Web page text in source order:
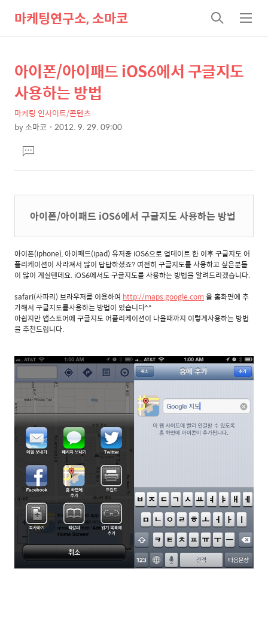
마케팅연구소, 소마코
검
색
메
뉴
상
세
텐
본
제
목
아이폰/아이패드 iOS6에서 구글지도
사용하는 방법
마케팅 인사이트/콘텐츠
by소마코 2012. 9. 29. 09:00
문댓
글
아이폰/아이패드 iOS6에서 구글지도 사용하는 방법
아이폰(iphone), 아이패드(ipad) 유저중 iOS6으로 업데이트 한 이후 구글지도 어
플리케이션이 사라져서 많이 답답하셨죠? 여전히 구글지도를 사용하고 싶은분들
이 많이 계실텐데요. iOS6에서도 구글지도를 사용하는 방법을 알려드리겠습니다.
safari(사파리) 브라우저를 이용하여 http://maps.google.com 을 홈화면에 추
가해서 구글지도를사용하는 방법이 있습니다^^
아쉽지만 앱스토어에 구글지도 어플리케이션이 나올때까지 이렇게사용하는 방법
을 추천드립니다.